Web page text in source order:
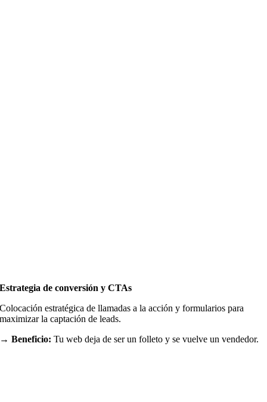
Estrategia de conversión y CTAs
Colocación estratégica de llamadas a la acción y formularios para
maximizar la captación de leads.
→ Beneficio: Tu web deja de ser un folleto y se vuelve un vendedor.